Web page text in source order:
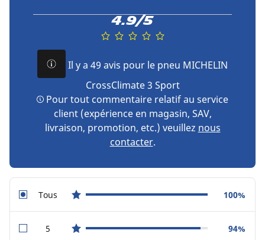
4.9/5
Il y a 49 avis pour le pneu MICHELIN
CrossClimate 3 Sport
Pour tout commentaire relatif au service
client (expérience en magasin, SAV,
livraison, promotion, etc.) veuillez nous
contacter.
Tousstar reviews 100%
5star reviews 94%